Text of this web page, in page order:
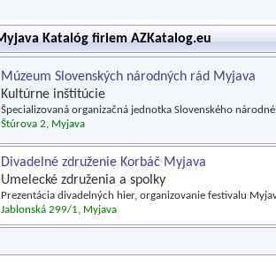
Katalóg firiem AZKatalog.eu
Múzeum Slovenských národných rád Myjava
Kultúrne inštitúcie
Špecializovaná organizačná jednotka Slovenského
Štúrova 2, Myjava
Divadelné združenie Korbáč Myjava
Umelecké združenia a spolky
Prezentácia divadelných hier, organizovanie festivalu
Jablonská 299/1, Myjava